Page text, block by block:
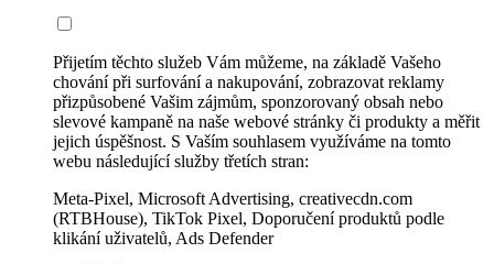
Přijetím těchto služeb Vám můžeme, na základě Vašeho
chování při surfování a nakupování, zobrazovat reklamy
přizpůsobené Vašim zájmům, sponzorovaný obsah nebo
slevové kampaně na naše webové stránky či produkty a měřit
jejich úspěšnost. S Vaším souhlasem využíváme na tomto
webu následující služby třetích stran:
Meta-Pixel, Microsoft Advertising, creativecdn.com
(RTBHouse), TikTok Pixel, Doporučení produktů podle
klikání uživatelů, Ads Defender